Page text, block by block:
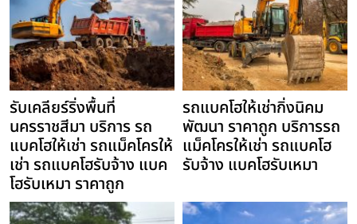
รับเคลียร์ริ่งพื้นที่
นครราชสีมา บริการ รถ
แบคโฮให้เช่า รถแม็คโครให้
เช่า รถแบคโฮรับจ้าง แบค
โฮรับเหมา ราคาถูก
รถแบคโฮให้เช่ากิ่งนิคม
พัฒนา ราคาถูก บริการรถ
แม็คโครให้เช่า รถแบคโฮ
รับจ้าง แบคโฮรับเหมา